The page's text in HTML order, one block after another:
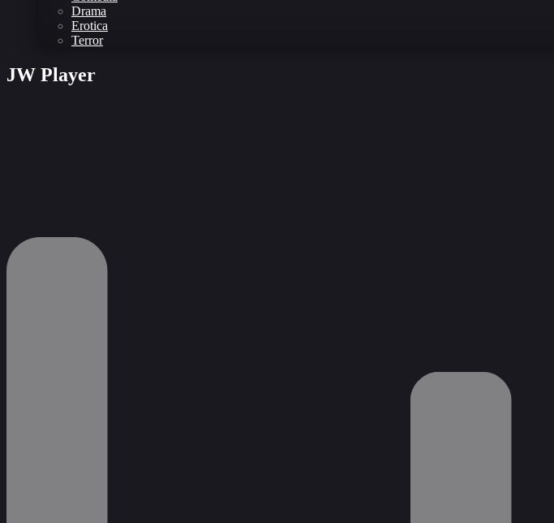
Drama
Erotica
Terror
JW Player